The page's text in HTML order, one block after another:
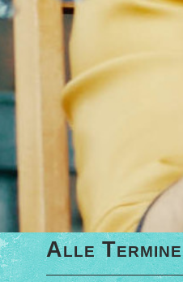
Alle Termine